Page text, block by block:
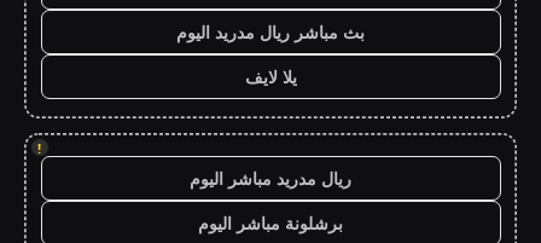
بث مباشر ريال مدريد اليوم
يلا لايف
!
ريال مدريد مباشر اليوم
برشلونة مباشر اليوم